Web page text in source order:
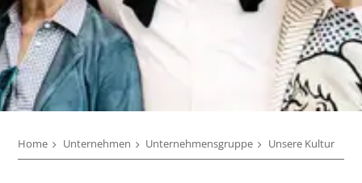
Home Unternehmen Unternehmensgruppe Unsere Kultur